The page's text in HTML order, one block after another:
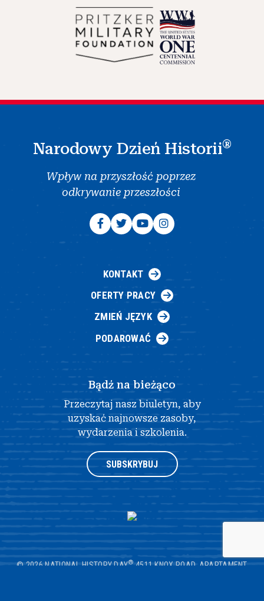
Narodowy Dzień Historii®
Wpływ na przyszłość poprzez
odkrywanie przeszłości
KONTAKT
OFERTY PRACY
ZMIEŃ JĘZYK
PODAROWAĆ
Bądź na bieżąco
Przeczytaj nasz biuletyn, aby
uzyskać najnowsze zasoby,
wydarzenia i szkolenia.
SUBSKRYBUJ
© 2026 NATIONAL HISTORY DAY® 4511 KNOX ROAD, APARTAMENT